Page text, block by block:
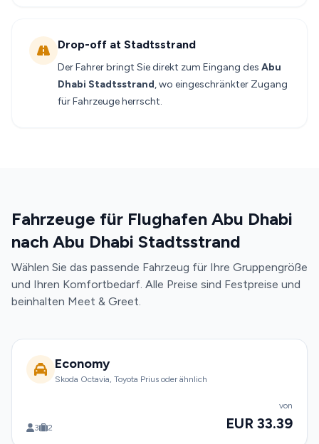
Drop-off at Stadtsstrand
Der Fahrer bringt Sie direkt zum Eingang des Abu
Dhabi Stadtsstrand, wo eingeschränkter Zugang
für Fahrzeuge herrscht.
Fahrzeuge für Flughafen Abu Dhabi
nach Abu Dhabi Stadtsstrand
Wählen Sie das passende Fahrzeug für Ihre Gruppengröße
und Ihren Komfortbedarf. Alle Preise sind Festpreise und
beinhalten Meet & Greet.
Economy
Skoda Octavia, Toyota Prius oder ähnlich
3 2
von
EUR 33.39